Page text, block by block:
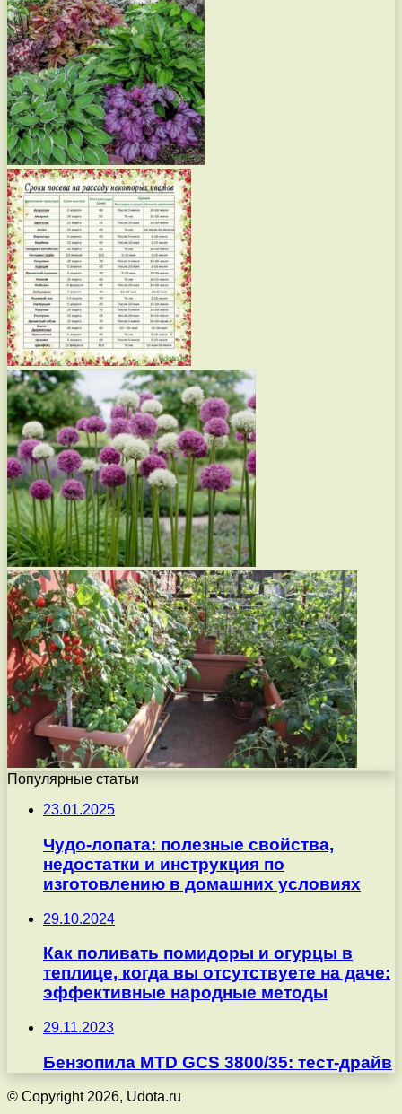
Популярные статьи
23.01.2025
Чудо-лопата: полезные свойства,
недостатки и инструкция по
изготовлению в домашних условиях
29.10.2024
Как поливать помидоры и огурцы в
теплице, когда вы отсутствуете на даче:
эффективные народные методы
29.11.2023
Бензопила MTD GCS 3800/35: тест-драйв
© Copyright 2026, Udota.ru